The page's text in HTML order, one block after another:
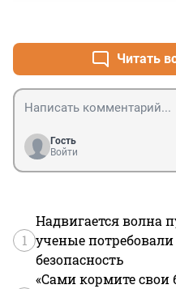
Читать
Гость
Войти
1
Надвигается волна
ученые
безопасность
«Сами кормите свои